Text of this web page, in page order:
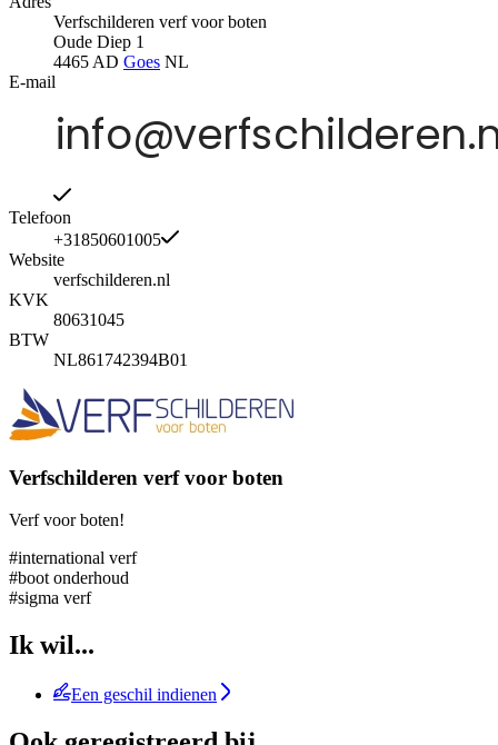
Verfschilderen verf voor boten
Oude Diep 1
4465 AD Goes NL
E-mail
Telefoon
+31850601005
Website
verfschilderen.nl
KVK
80631045
BTW
NL861742394B01
Verfschilderen verf voor boten
Verf voor boten!
#international verf
#boot onderhoud
#sigma verf
Ik wil...
Een geschil indienen